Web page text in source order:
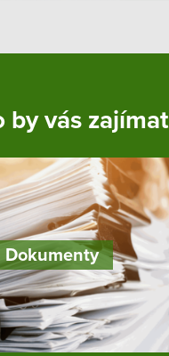
by vás zajímat
Dokumenty